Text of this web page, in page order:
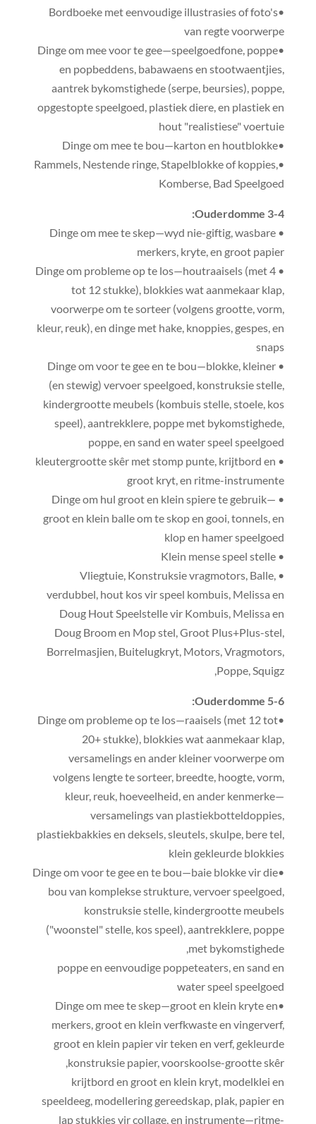
•Bordboeke met eenvoudige illustrasies of foto's
van regte voorwerpe
•Dinge om mee voor te gee—speelgoedfone, poppe
en popbeddens, babawaens en stootwaentjies,
aantrek bykomstighede (serpe, beursies), poppe,
opgestopte speelgoed, plastiek diere, en plastiek en
hout "realistiese" voertuie
•Dinge om mee te bou—karton en houtblokke
•Rammels, Nestende ringe, Stapelblokke of koppies,
Komberse, Bad Speelgoed
Ouderdomme 3-4:
• Dinge om mee te skep—wyd nie-giftig, wasbare
merkers, kryte, en groot papier
• Dinge om probleme op te los—houtraaisels (met 4
tot 12 stukke), blokkies wat aanmekaar klap,
voorwerpe om te sorteer (volgens grootte, vorm,
kleur, reuk), en dinge met hake, knoppies, gespes, en
snaps
• Dinge om voor te gee en te bou—blokke, kleiner
(en stewig) vervoer speelgoed, konstruksie stelle,
kindergrootte meubels (kombuis stelle, stoele, kos
speel), aantrekklere, poppe met bykomstighede,
poppe, en sand en water speel speelgoed
• kleutergrootte skêr met stomp punte, krijtbord en
groot kryt, en ritme-instrumente
• Dinge om hul groot en klein spiere te gebruik—
groot en klein balle om te skop en gooi, tonnels, en
klop en hamer speelgoed
• Klein mense speel stelle
• Vliegtuie, Konstruksie vragmotors, Balle,
verdubbel, hout kos vir speel kombuis, Melissa en
Doug Hout Speelstelle vir Kombuis, Melissa en
Doug Broom en Mop stel, Groot Plus+Plus-stel,
Borrelmasjien, Buitelugkryt, Motors, Vragmotors,
Poppe, Squigz,
Ouderdomme 5-6:
•Dinge om probleme op te los—raaisels (met 12 tot
20+ stukke), blokkies wat aanmekaar klap,
versamelings en ander kleiner voorwerpe om
volgens lengte te sorteer, breedte, hoogte, vorm,
kleur, reuk, hoeveelheid, en ander kenmerke—
versamelings van plastiekbotteldoppies,
plastiekbakkies en deksels, sleutels, skulpe, bere tel,
klein gekleurde blokkies
•Dinge om voor te gee en te bou—baie blokke vir die
bou van komplekse strukture, vervoer speelgoed,
konstruksie stelle, kindergrootte meubels
("woonstel" stelle, kos speel), aantrekklere, poppe
met bykomstighede,
poppe en eenvoudige poppeteaters, en sand en
water speel speelgoed
•Dinge om mee te skep—groot en klein kryte en
merkers, groot en klein verfkwaste en vingerverf,
groot en klein papier vir teken en verf, gekleurde
konstruksie papier, voorskoolse-grootte skêr,
krijtbord en groot en klein kryt, modelklei en
speeldeeg, modellering gereedskap, plak, papier en
lap stukkies vir collage, en instrumente—ritme-